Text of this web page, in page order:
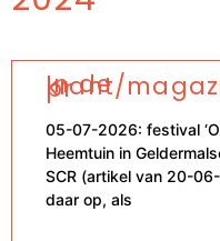
In de krant/magazines/brochures/online pr
05-07-2026: festival
Heemtuin in
SCR (artikel van 20-
daar op, als